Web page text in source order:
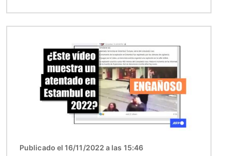
Publicado el 16/11/2022 a las 15:46